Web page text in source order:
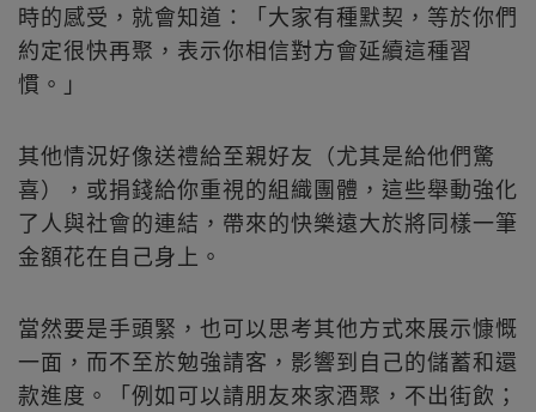
時的感受，就會知道：「大家有種默契，等於你們
約定很快再聚，表示你相信對方會延續這種習
慣。」
其他情況好像送禮給至親好友（尤其是給他們驚
喜），或捐錢給你重視的組織團體，這些舉動強化
了人與社會的連結，帶來的快樂遠大於將同樣一筆
金額花在自己身上。
當然要是手頭緊，也可以思考其他方式來展示慷慨
一面，而不至於勉強請客，影響到自己的儲蓄和還
款進度。「例如可以請朋友來家酒聚，不出街飲；